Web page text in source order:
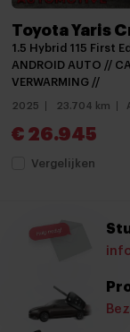
Lederen
Regensensor
Zwarte
Airbag(s)
Toyota Yaris
1.5 Hybrid 115 First
ANDROID AUTO //
VERWARMING //
2025 23.704 km
€ 26.945
Vergelijken